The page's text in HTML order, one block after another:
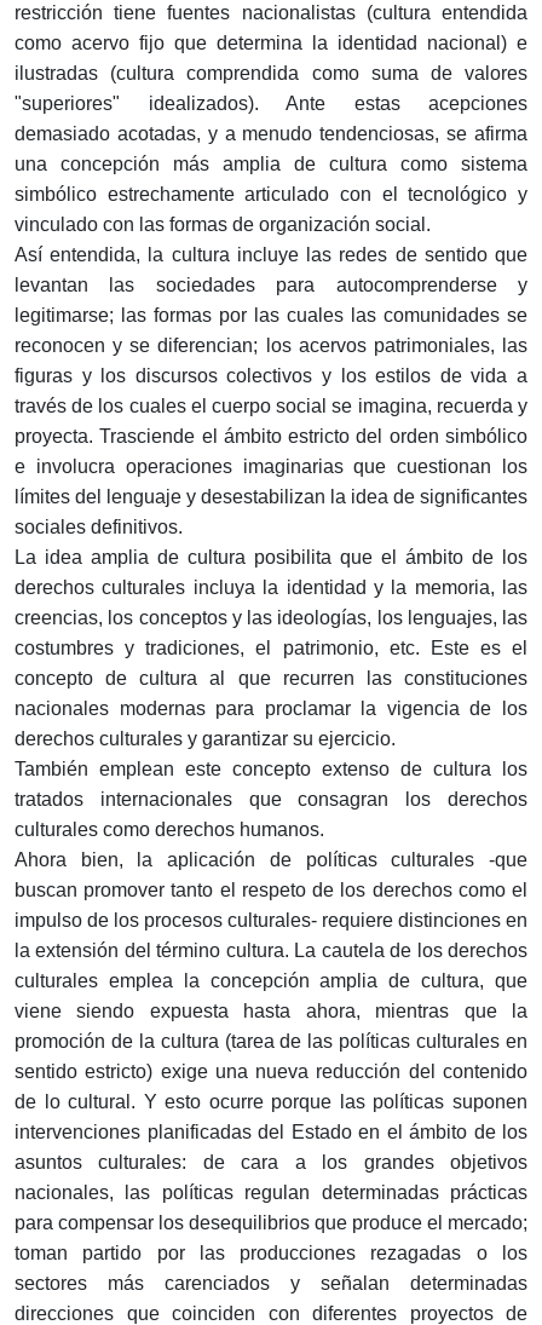
restricción tiene fuentes nacionalistas (cultura entendida
como acervo fijo que determina la identidad nacional) e
ilustradas (cultura comprendida como suma de valores
"superiores" idealizados). Ante estas acepciones
demasiado acotadas, y a menudo tendenciosas, se afirma
una concepción más amplia de cultura como sistema
simbólico estrechamente articulado con el tecnológico y
vinculado con las formas de organización social.
Así entendida, la cultura incluye las redes de sentido que
levantan las sociedades para autocomprenderse y
legitimarse; las formas por las cuales las comunidades se
reconocen y se diferencian; los acervos patrimoniales, las
figuras y los discursos colectivos y los estilos de vida a
través de los cuales el cuerpo social se imagina, recuerda y
proyecta. Trasciende el ámbito estricto del orden simbólico
e involucra operaciones imaginarias que cuestionan los
límites del lenguaje y desestabilizan la idea de significantes
sociales definitivos.
La idea amplia de cultura posibilita que el ámbito de los
derechos culturales incluya la identidad y la memoria, las
creencias, los conceptos y las ideologías, los lenguajes, las
costumbres y tradiciones, el patrimonio, etc. Este es el
concepto de cultura al que recurren las constituciones
nacionales modernas para proclamar la vigencia de los
derechos culturales y garantizar su ejercicio.
También emplean este concepto extenso de cultura los
tratados internacionales que consagran los derechos
culturales como derechos humanos.
Ahora bien, la aplicación de políticas culturales -que
buscan promover tanto el respeto de los derechos como el
impulso de los procesos culturales- requiere distinciones en
la extensión del término cultura. La cautela de los derechos
culturales emplea la concepción amplia de cultura, que
viene siendo expuesta hasta ahora, mientras que la
promoción de la cultura (tarea de las políticas culturales en
sentido estricto) exige una nueva reducción del contenido
de lo cultural. Y esto ocurre porque las políticas suponen
intervenciones planificadas del Estado en el ámbito de los
asuntos culturales: de cara a los grandes objetivos
nacionales, las políticas regulan determinadas prácticas
para compensar los desequilibrios que produce el mercado;
toman partido por las producciones rezagadas o los
sectores más carenciados y señalan determinadas
direcciones que coinciden con diferentes proyectos de